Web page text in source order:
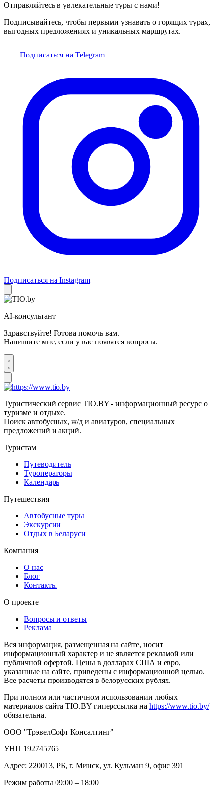
Отправляйтесь в увлекательные туры с нами!
Подписывайтесь, чтобы первыми узнавать о горящих турах,
выгодных предложениях и уникальных маршрутах.
Подписаться на Telegram
Подписаться на Instagram
AI-консультант
Здравствуйте! Готова помочь вам.
Напишите мне, если у вас появятся вопросы.
Туристический сервис TIO.BY - информационный ресурс о
туризме и отдыхе.
Поиск автобусных, ж/д и авиатуров, специальных
предложений и акций.
Туристам
Путеводитель
Туроператоры
Календарь
Путешествия
Автобусные туры
Экскурсии
Отдых в Беларуси
Компания
О нас
Блог
Контакты
О проекте
Вопросы и ответы
Реклама
Вся информация, размещенная на сайте, носит
информационный характер и не является рекламой или
публичной офертой. Цены в долларах США и евро,
указанные на сайте, приведены с информационной целью.
Все расчеты производятся в белорусских рублях.
При полном или частичном использовании любых
материалов сайта TIO.BY гиперссылка на https://www.tio.by/
обязательна.
ООО "ТрэвелСофт Консалтинг"
УНП 192745765
Адрес: 220013, РБ, г. Минск, ул. Кульман 9, офис 391
Режим работы 09:00 – 18:00